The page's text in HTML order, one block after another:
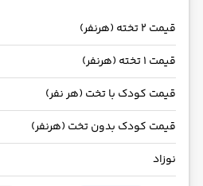
قیمت 2 تخته (هرنفر)
قیمت 1 تخته (هرنفر)
قیمت کودک با تخت (هر نفر)
قیمت کودک بدون تخت (هرنفر)
نوزاد